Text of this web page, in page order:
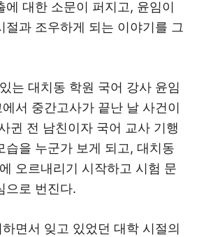
에 대한 소문이 퍼지고, 윤임이
절과 조우하게 되는 이야기를 그
는 대치동 학원 국어 강사 윤임
서 중간고사가 끝난 날 사건이
귄 전 남친이자 국어 교사 기행
습을 누군가 보게 되고, 대치동
오르내리기 시작하고 시험 문
으로 번진다.
면서 잊고 있었던 대학 시절의